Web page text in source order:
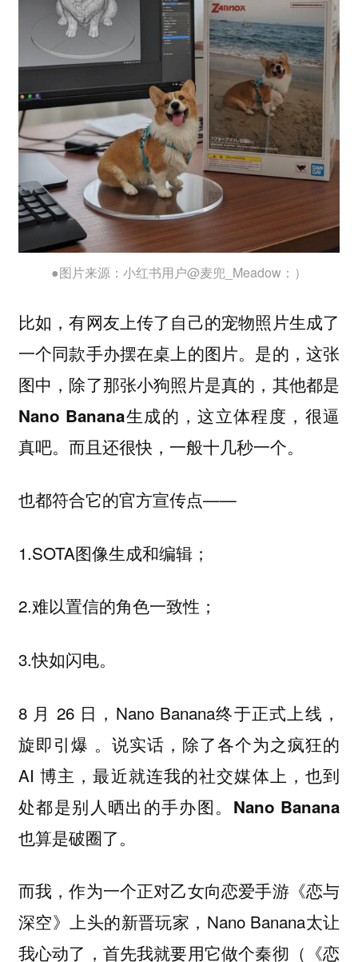
●图片来源：小红书用户@麦兜_Meadow：）
比如，有网友上传了自己的宠物照片生成了
一个同款手办摆在桌上的图片。是的， 这张
图中，除了那张小狗照片是真的，其他都是
Nano Banana生成的，这立体程度，很逼
真吧。而且还很快，一般十几秒一个。
也都符合它的官方宣传点——
1.SOTA图像生成和编辑；
2.难以置信的角色一致性；
3.快如闪电。
8 月 26 日，Nano Banana终于正式上线，
旋即引爆 。说实话，除了各个为之疯狂的
AI 博主，最近就连我的社交媒体上，也到
处都是别人晒出的手办图。 Nano Banana
也算是破圈了。
而我，作为一个正对乙女向恋爱手游《恋与
深空》上头的新晋玩家，Nano Banana太让
我心动了，首先我就要用它做个秦彻（《恋